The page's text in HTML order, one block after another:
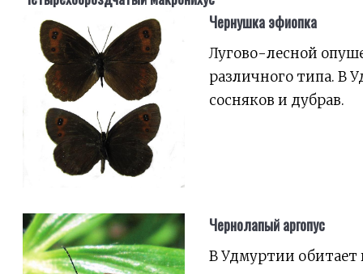
Чернушка эфиопка
Лугово-лесной
различного типа. В
сосняков и дубрав.
Чернолапый аргопус
В Удмуртии обитает